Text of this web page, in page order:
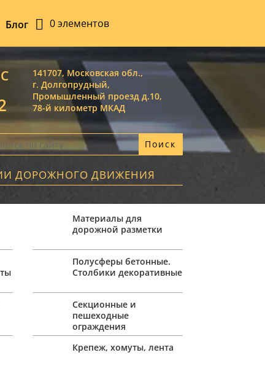
Блог 0 элементов
141707, Московская обл.,
г. Долгопрудный,
Промышленный проезд д.10,
78-й километр МКАД
ДОРОЖНОГО ДВИЖЕНИЯ
Материалы для
дорожной разметки
Полусферы бетонные.
Столбики декоративные
Секционные и
пешеходные
ограждения
Крепеж, хомуты, лента